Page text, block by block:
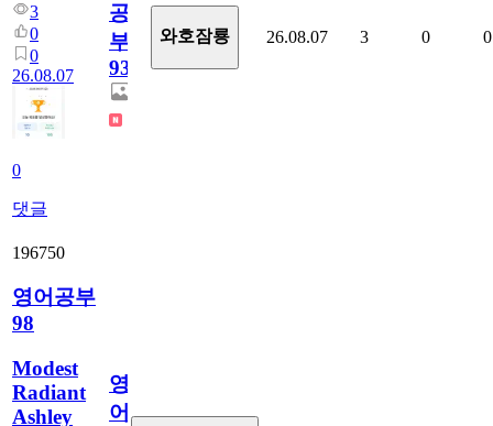
3
0
0
26.08.07
0
댓글
공
부
930
와호잠룡 26.08.07 3 0 0
196750
영어공부
98
Modest
Radiant
Ashley
영
어